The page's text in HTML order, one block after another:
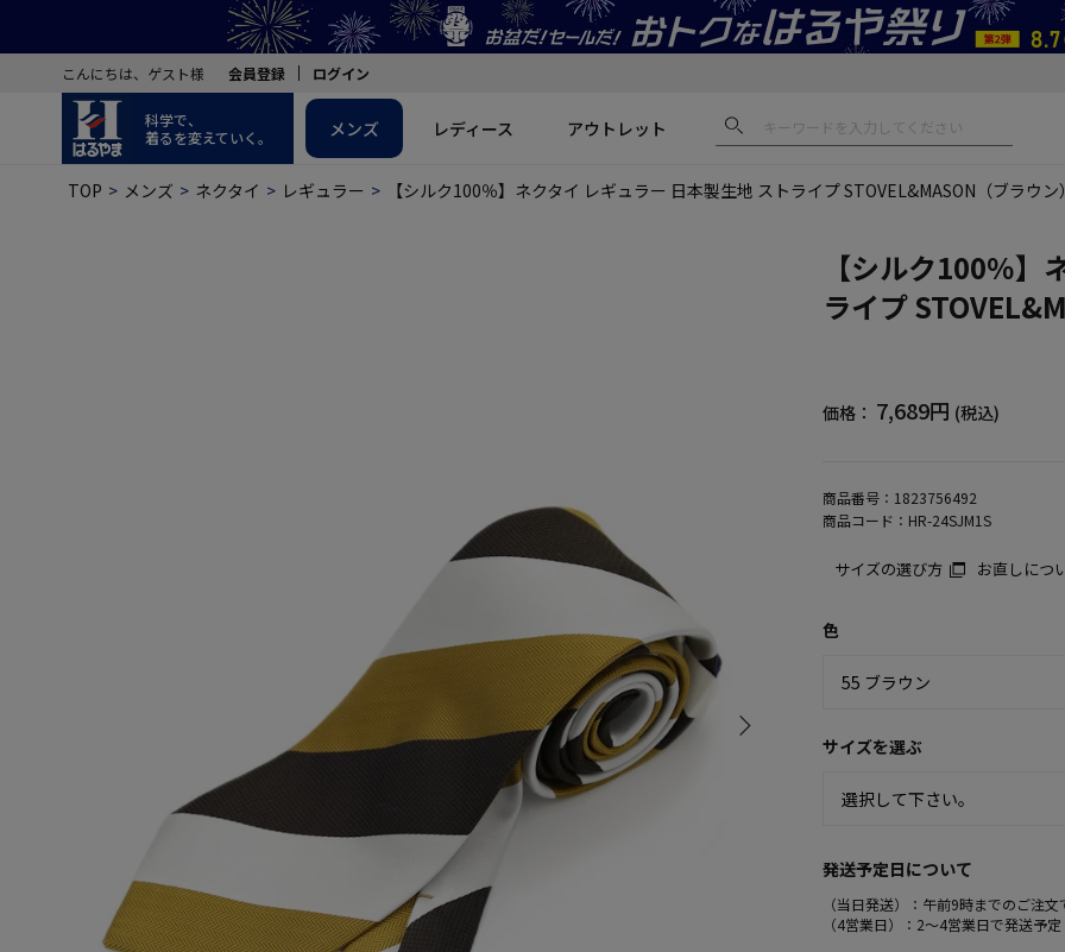
こんにちは、ゲスト様 会員登録 ログイン
科学で、
着るを変えていく。
メンズ レディース アウトレット
TOP メンズ ネクタイ レギュラー 【シルク100％】ネクタイ レギュラー 日本製生地 ストライプ STOVEL&MASON（ブラウン）
【シルク100％】
ライプ
価格： 7,689円 (税込)
商品番号： 1823756492
商品コード： HR-24SJM1S
サイズの選び方 お直しにつ
色
サイズを選ぶ
発送予定日について
（当日発送）：午前9時までのご注
（4営業日）：2～4営業日で発送予定